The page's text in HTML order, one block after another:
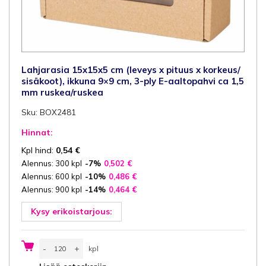
Lahjarasia 15x15x5 cm (leveys x pituus x korkeus/
sisäkoot), ikkuna 9×9 cm, 3-ply E-aaltopahvi ca 1,5
mm ruskea/ruskea
Sku: BOX2481
Hinnat:
Kpl hind: 0,54 €
Alennus: 300 kpl -7% 0,502 €
Alennus: 600 kpl -10% 0,486 €
Alennus: 900 kpl -14% 0,464 €
Kysy erikoistarjous:
-
15x15x5
kpl
+ kpl